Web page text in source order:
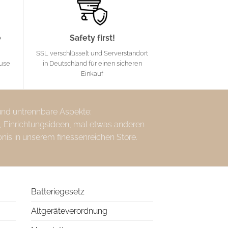
Safety first!
SSL verschlüsselt und Serverstandort
in Deutschland für einen sicheren
Einkauf
untrennbare Aspekte:
Einrichtungsideen, mal etwas anderen
in unserem finessenreichen Store.
Batteriegesetz
Altgeräteverordnung